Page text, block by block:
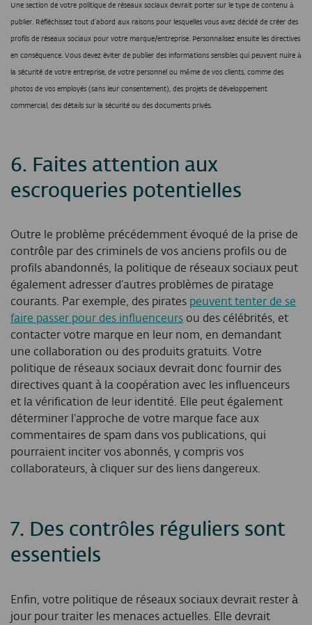
Une section de votre politique de réseaux sociaux devrait porter sur le type de contenu à
publier. Réfléchissez tout d’abord aux raisons pour lesquelles vous avez décidé de créer des
profils de réseaux sociaux pour votre marque/entreprise. Personnalisez ensuite les directives
en conséquence. Vous devez éviter de publier des informations sensibles qui peuvent nuire à
la sécurité de votre entreprise, de votre personnel ou même de vos clients, comme des
photos de vos employés (sans leur consentement), des projets de développement
commercial, des détails sur la sécurité ou des documents privés.
6. Faites attention aux
escroqueries potentielles
Outre le problème précédemment évoqué de la prise de
contrôle par des criminels de vos anciens profils ou de
profils abandonnés, la politique de réseaux sociaux peut
également adresser d’autres problèmes de piratage
courants. Par exemple, des pirates peuvent tenter de se
faire passer pour des influenceurs ou des célébrités, et
contacter votre marque en leur nom, en demandant
une collaboration ou des produits gratuits. Votre
politique de réseaux sociaux devrait donc fournir des
directives quant à la coopération avec les influenceurs
et la vérification de leur identité. Elle peut également
déterminer l’approche de votre marque face aux
commentaires de spam dans vos publications, qui
pourraient inciter vos abonnés, y compris vos
collaborateurs, à cliquer sur des liens dangereux.
7. Des contrôles réguliers sont
essentiels
Enfin, votre politique de réseaux sociaux devrait rester à
jour pour traiter les menaces actuelles. Elle devrait